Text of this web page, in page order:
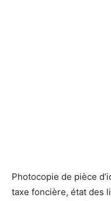
Photocopie de pièce
taxe foncière, état des